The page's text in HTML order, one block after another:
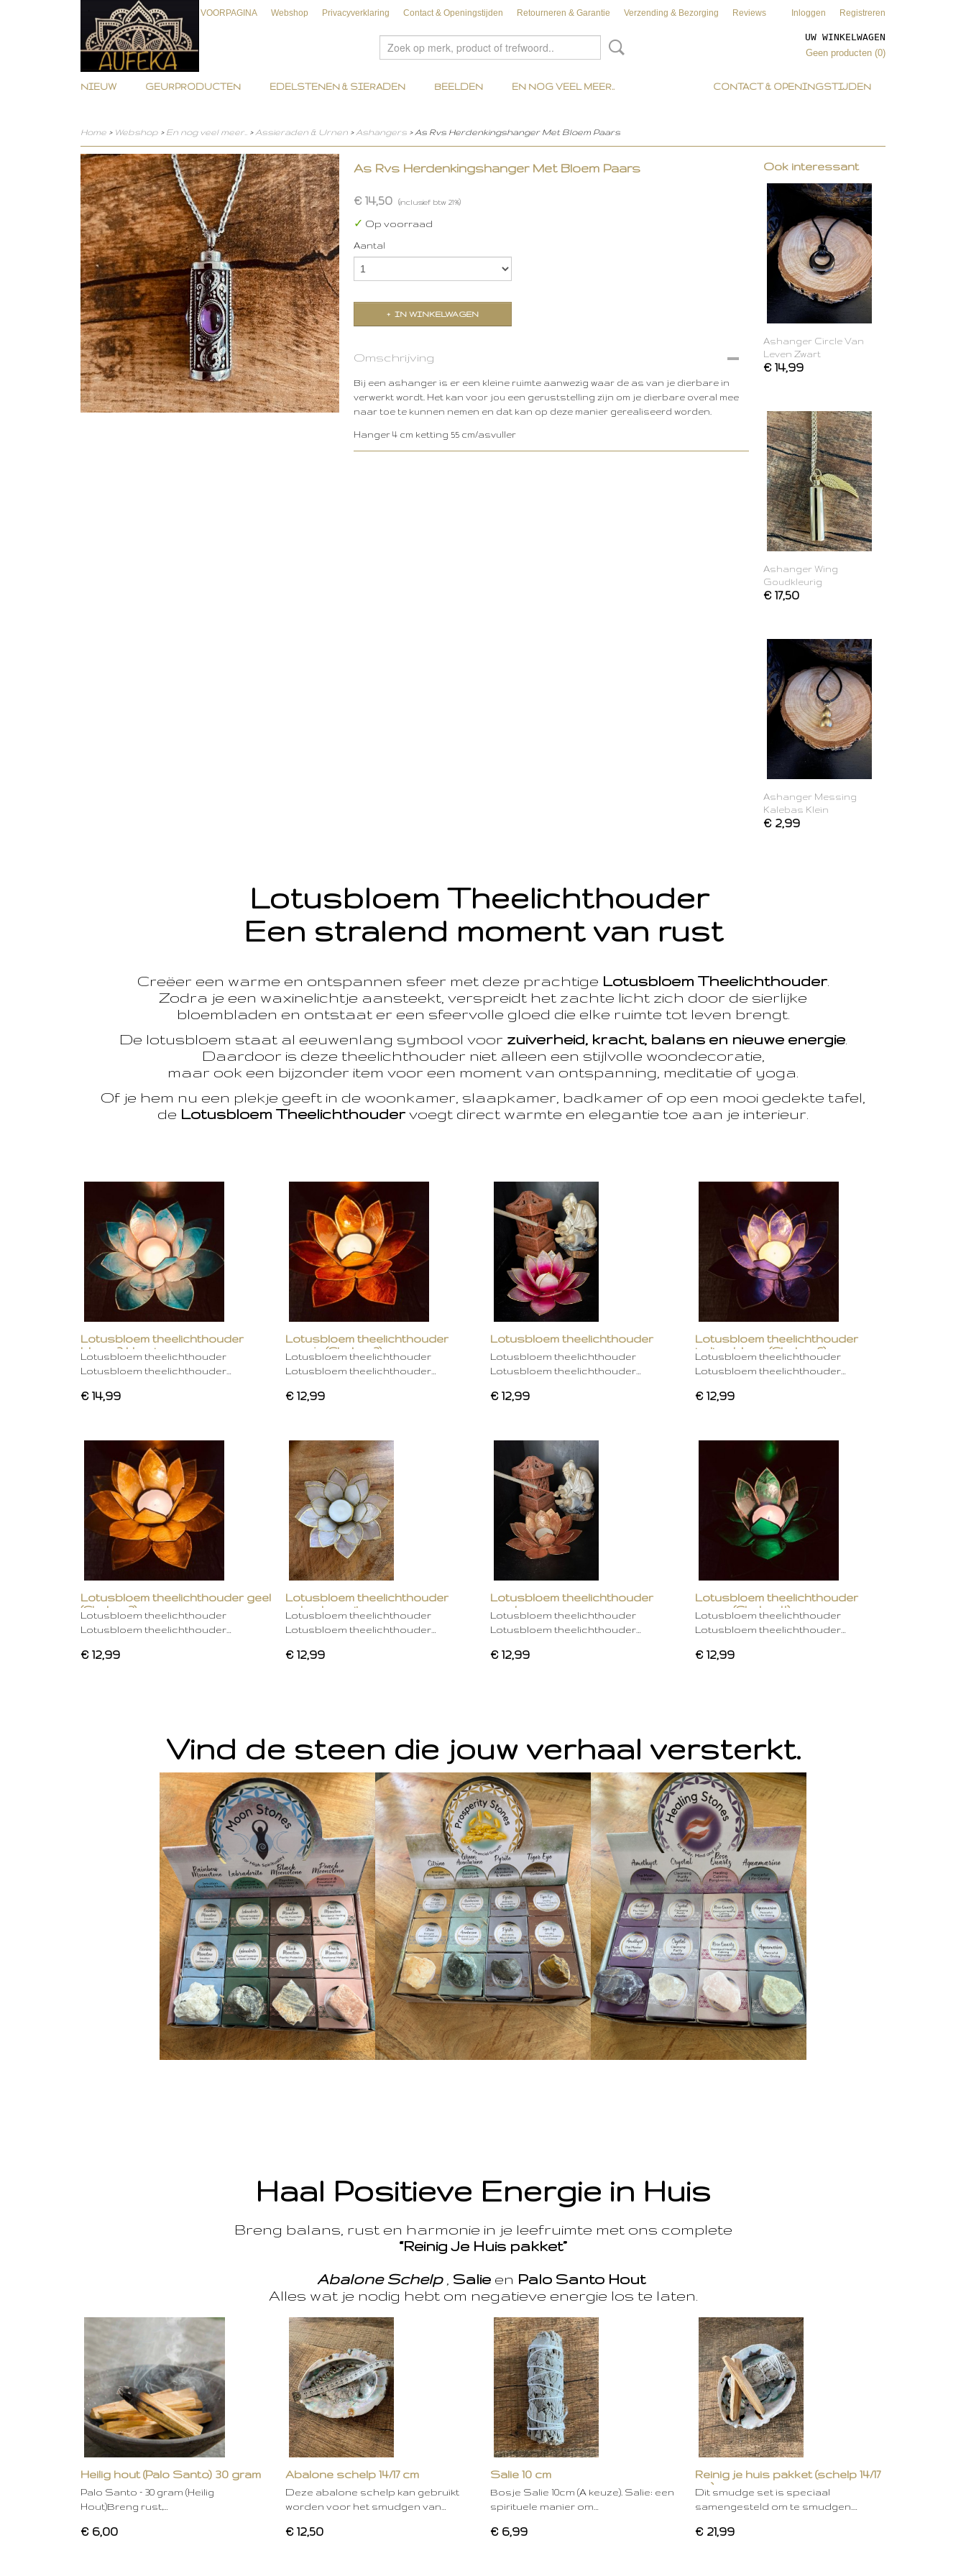
VOORPAGINA Webshop Privacyverklaring Contact & Openingstijden Retourneren & Garantie Verzending & Bezorging Reviews Inloggen Registreren
UW WINKELWAGEN
Geen producten (0)
CONTACT & OPENINGSTIJDEN
NIEUW GEURPRODUCTEN EDELSTENEN & SIERADEN BEELDEN EN NOG VEEL MEER..
Home > Webshop > En nog veel meer.. > Assieraden & Urnen > Ashangers > As Rvs Herdenkingshanger Met Bloem Paars
As Rvs Herdenkingshanger Met Bloem Paars
€ 14,50 (inclusief btw 21%)
✓ Op voorraad
Aantal
IN WINKELWAGEN
Omschrijving
Bij een ashanger is er een kleine ruimte aanwezig waar de as van je dierbare in
verwerkt wordt. Het kan voor jou een geruststelling zijn om je dierbare overal mee
naar toe te kunnen nemen en dat kan op deze manier gerealiseerd worden.
Hanger 4 cm ketting 55 cm/asvuller
Ook interessant
Ashanger Circle Van
Leven Zwart
€ 14,99
Ashanger Wing
Goudkleurig
€ 17,50
Ashanger Messing
Kalebas Klein
€ 2,99
Lotusbloem Theelichthouder
Een stralend moment van rust
Creëer een warme en ontspannen sfeer met deze prachtige Lotusbloem Theelichthouder.
Zodra je een waxinelichtje aansteekt, verspreidt het zachte licht zich door de sierlijke
bloembladen en ontstaat er een sfeervolle gloed die elke ruimte tot leven brengt.
De lotusbloem staat al eeuwenlang symbool voor zuiverheid, kracht, balans en nieuwe energie.
Daardoor is deze theelichthouder niet alleen een stijlvolle woondecoratie,
maar ook een bijzonder item voor een moment van ontspanning, meditatie of yoga.
Of je hem nu een plekje geeft in de woonkamer, slaapkamer, badkamer of op een mooi gedekte tafel,
de Lotusbloem Theelichthouder voegt direct warmte en elegantie toe aan je interieur.
Lotusbloem theelichthouder
blauw 2 kleurig
Lotusbloem theelichthouder
Lotusbloem theelichthouder…
€ 14,99
Lotusbloem theelichthouder
oranje (Chakra 2)
Lotusbloem theelichthouder
Lotusbloem theelichthouder…
€ 12,99
Lotusbloem theelichthouder
rose
Lotusbloem theelichthouder
Lotusbloem theelichthouder…
€ 12,99
Lotusbloem theelichthouder
indigo blauw (Chakra 6)
Lotusbloem theelichthouder
Lotusbloem theelichthouder…
€ 12,99
Lotusbloem theelichthouder geel
(Chakra 3)
Lotusbloem theelichthouder
Lotusbloem theelichthouder…
€ 12,99
Lotusbloem theelichthouder
gebroken wit
Lotusbloem theelichthouder
Lotusbloem theelichthouder…
€ 12,99
Lotusbloem theelichthouder
mocha
Lotusbloem theelichthouder
Lotusbloem theelichthouder…
€ 12,99
Lotusbloem theelichthouder
groen (Chakra 4)
Lotusbloem theelichthouder
Lotusbloem theelichthouder…
€ 12,99
Vind de steen die jouw verhaal versterkt.
Haal Positieve Energie in Huis
Breng balans, rust en harmonie in je leefruimte met ons complete
“Reinig Je Huis pakket”
Abalone Schelp, Salie en Palo Santo Hout
Alles wat je nodig hebt om negatieve energie los te laten.
Heilig hout (Palo Santo) 30 gram
Palo Santo – 30 gram (Heilig
Hout)Breng rust,…
€ 6,00
Abalone schelp 14/17 cm
Deze abalone schelp kan gebruikt
worden voor het smudgen van…
€ 12,50
Salie 10 cm
Bosje Salie 10cm (A keuze). Salie: een
spirituele manier om…
€ 6,99
Reinig je huis pakket (schelp 14/17
cm)
Dit smudge set is speciaal
samengesteld om te smudgen.…
€ 21,99